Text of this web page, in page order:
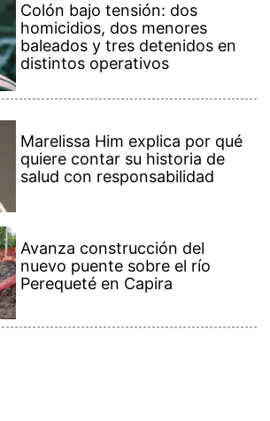
Colón bajo tensión: dos
homicidios, dos menores
baleados y tres detenidos en
distintos operativos
Marelissa Him explica por qué
quiere contar su historia de
salud con responsabilidad
Avanza construcción del
nuevo puente sobre el río
Perequeté en Capira